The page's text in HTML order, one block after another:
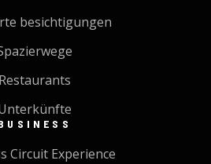
besichtigungen
Restaurants
Circuit Experience